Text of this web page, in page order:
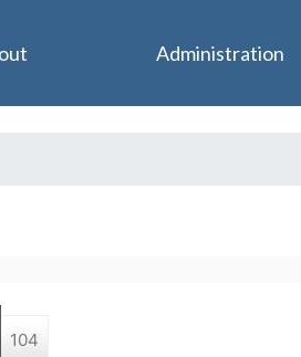
104
Administration